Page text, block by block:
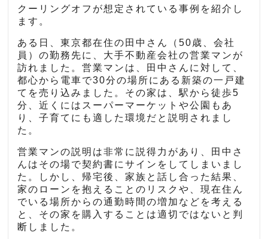
クーリングオフが想定されている事例を紹介し
ます。
ある日、東京都在住の田中さん（50歳、会社
員）の勤務先に、大手不動産会社の営業マンが
訪れました。営業マンは、田中さんに対して、
都心から電車で30分の場所にある新築の一戸建
てを売り込みました。その家は、駅から徒歩5
分、近くにはスーパーマーケットや公園もあ
り、子育てにも適した環境だと説明されまし
た。
営業マンの説明は非常に説得力があり、田中さ
んはその場で契約書にサインをしてしまいまし
た。しかし、帰宅後、家族と話し合った結果、
家のローンを抱えることのリスクや、現在住ん
でいる場所からの通勤時間の増加などを考える
と、その家を購入することは適切ではないと判
断しました。